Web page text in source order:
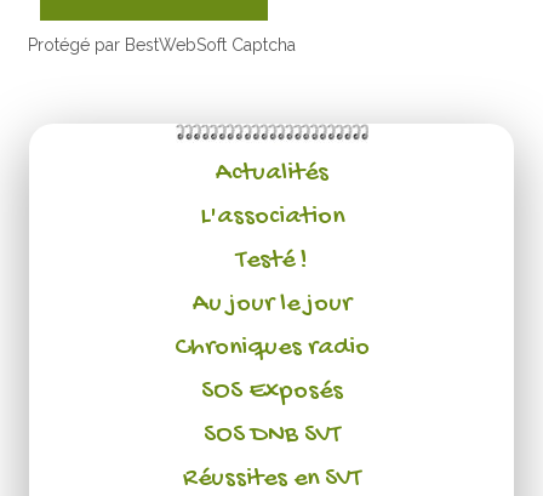
Protégé par BestWebSoft Captcha
Actualités
L'association
Testé !
Au jour le jour
Chroniques radio
SOS Exposés
SOS DNB SVT
Réussites en SVT